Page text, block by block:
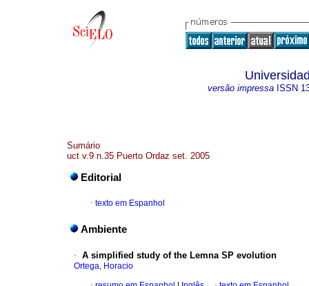
versão impressa ISSN
Sumário
uct v.9 n.35 Puerto Ordaz set. 2005
Editorial
· texto em Espanhol
Ambiente
· A simplified study of the Lemna SP evolution
Ortega, Horacio